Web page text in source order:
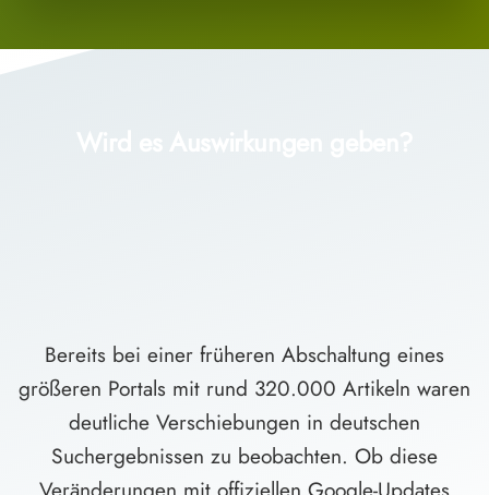
Bereits bei einer früheren Abschaltung eines
größeren Portals mit rund 320.000 Artikeln waren
deutliche Verschiebungen in deutschen
Suchergebnissen zu beobachten. Ob diese